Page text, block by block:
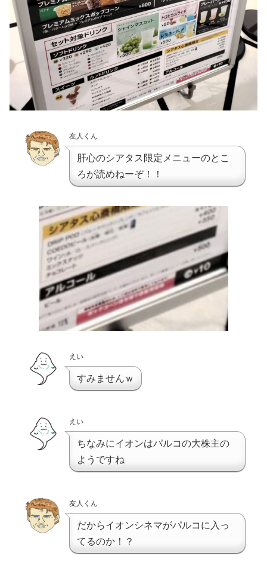
友人くん
肝心のシアタス限定メニューのとこ
ろが読めねーぞ！！
えい
すみませんｗ
えい
ちなみにイオンはパルコの大株主の
ようですね
友人くん
だからイオンシネマがパルコに入っ
てるのか！？